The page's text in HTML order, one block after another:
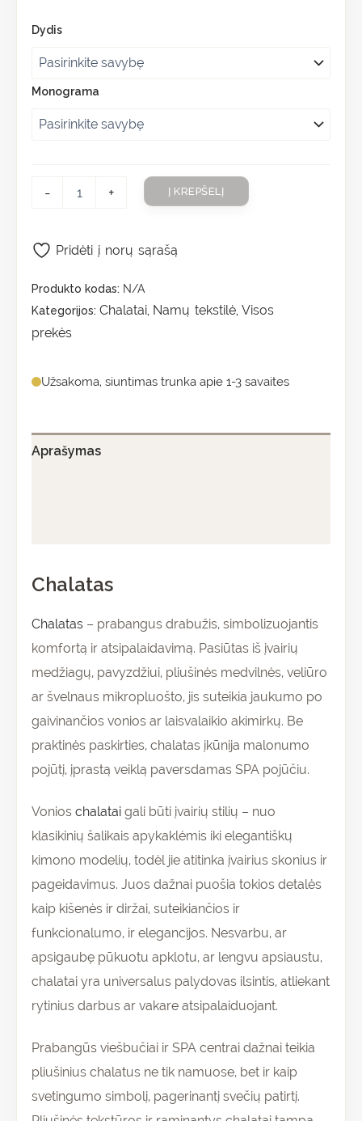
Dydis
Monograma
- + Į KREPŠELĮ
Produkto kodas: N/A
Kategorijos: Chalatai, Namų tekstilė, Visos
prekės
Užsakoma, siuntimas trunka apie 1-3 savaites
Pridėti į norų sąrašą
Aprašymas
Chalatas
Chalatas – prabangus drabužis, simbolizuojantis
komfortą ir atsipalaidavimą. Pasiūtas iš įvairių
medžiagų, pavyzdžiui, pliušinės medvilnės, veliūro
ar švelnaus mikropluošto, jis suteikia jaukumo po
gaivinančios vonios ar laisvalaikio akimirkų. Be
praktinės paskirties, chalatas įkūnija malonumo
pojūtį, įprastą veiklą paversdamas SPA pojūčiu.
Vonios chalatai gali būti įvairių stilių – nuo
klasikinių šalikais apykaklėmis iki elegantiškų
kimono modelių, todėl jie atitinka įvairius skonius ir
pageidavimus. Juos dažnai puošia tokios detalės
kaip kišenės ir diržai, suteikiančios ir
funkcionalumo, ir elegancijos. Nesvarbu, ar
apsigaubę pūkuotu apklotu, ar lengvu apsiaustu,
chalatai yra universalus palydovas ilsintis, atliekant
rytinius darbus ar vakare atsipalaiduojant.
Prabangūs viešbučiai ir SPA centrai dažnai teikia
pliušinius chalatus ne tik namuose, bet ir kaip
svetingumo simbolį, pagerinantį svečių patirtį.